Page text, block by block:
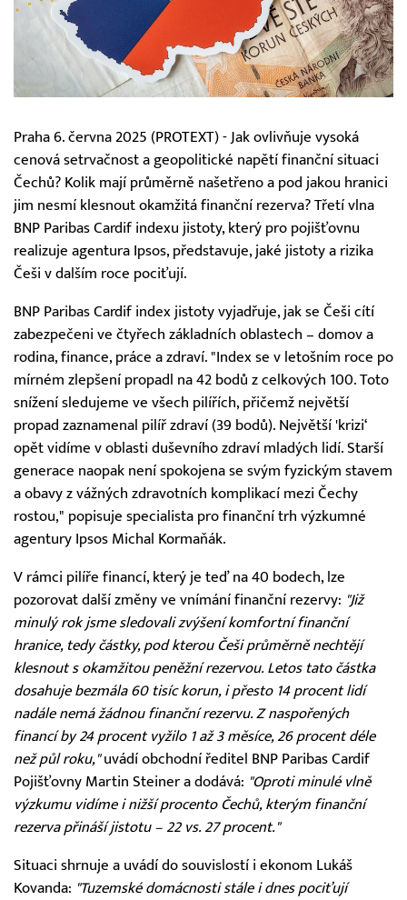
Praha 6. června 2025 (PROTEXT) - Jak ovlivňuje vysoká
cenová setrvačnost a geopolitické napětí finanční situaci
Čechů? Kolik mají průměrně našetřeno a pod jakou hranici
jim nesmí klesnout okamžitá finanční rezerva? Třetí vlna
BNP Paribas Cardif indexu jistoty, který pro pojišťovnu
realizuje agentura Ipsos, představuje, jaké jistoty a rizika
Češi v dalším roce pociťují.
BNP Paribas Cardif index jistoty vyjadřuje, jak se Češi cítí
zabezpečeni ve čtyřech základních oblastech – domov a
rodina, finance, práce a zdraví. "Index se v letošním roce po
mírném zlepšení propadl na 42 bodů z celkových 100. Toto
snížení sledujeme ve všech pilířích, přičemž největší
propad zaznamenal pilíř zdraví (39 bodů). Největší 'krizi‘
opět vidíme v oblasti duševního zdraví mladých lidí. Starší
generace naopak není spokojena se svým fyzickým stavem
a obavy z vážných zdravotních komplikací mezi Čechy
rostou," popisuje specialista pro finanční trh výzkumné
agentury Ipsos Michal Kormaňák.
V rámci pilíře financí, který je teď na 40 bodech, lze
pozorovat další změny ve vnímání finanční rezervy: "Již
minulý rok jsme sledovali zvýšení komfortní finanční
hranice, tedy částky, pod kterou Češi průměrně nechtějí
klesnout s okamžitou peněžní rezervou. Letos tato částka
dosahuje bezmála 60 tisíc korun, i přesto 14 procent lidí
nadále nemá žádnou finanční rezervu. Z naspořených
financí by 24 procent vyžilo 1 až 3 měsíce, 26 procent déle
než půl roku,"uvádí obchodní ředitel BNP Paribas Cardif
Pojišťovny Martin Steiner a dodává: "Oproti minulé vlně
výzkumu vidíme i nižší procento Čechů, kterým finanční
rezerva přináší jistotu – 22 vs. 27 procent."
Situaci shrnuje a uvádí do souvislostí i ekonom Lukáš
Kovanda: "Tuzemské domácnosti stále i dnes pociťují